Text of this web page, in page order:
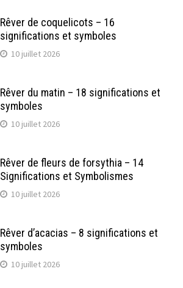
Rêver de coquelicots – 16
significations et symboles
10 juillet 2026
Rêver du matin – 18 significations et
symboles
10 juillet 2026
Rêver de fleurs de forsythia – 14
Significations et Symbolismes
10 juillet 2026
Rêver d’acacias – 8 significations et
symboles
10 juillet 2026